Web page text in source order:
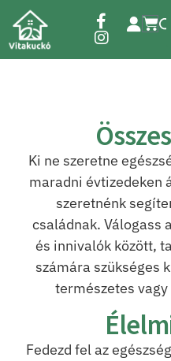
Ki ne szeretne
maradni évtizedeken
szeretnénk
családnak. Válogass
és innivalók között,
számára szükséges
természetes
Fedezd fel az